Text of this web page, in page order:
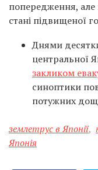
попередження, але
стані підвищеної
Днями
центральної
закликом
синоптики
потужних
землетрус в Японії,
Японія